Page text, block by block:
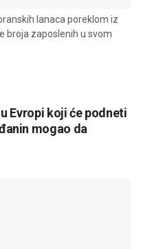
lanaca poreklom iz
broja zaposlenih u svom
Evropi koji će podneti
mogao da